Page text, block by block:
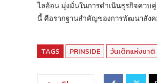
ไลอ้อน มุ่งมั่นในการดำเนินธุรกิจควบ
นี้ คือรากฐานสำคัญของการพัฒนาสัง
TAGS PRINSIDE วันเด็กแห่งชาติ